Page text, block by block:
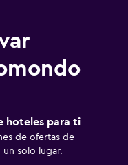
hoteles para ti
de ofertas de
un solo lugar.